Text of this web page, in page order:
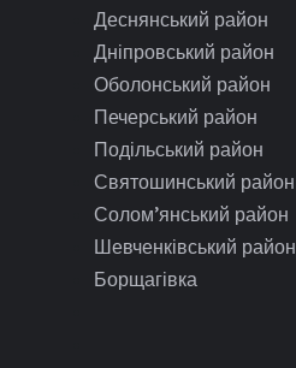
Деснянський район
Дніпровський район
Оболонський район
Печерський район
Подільський район
Святошинський район
Солом’янський район
Шевченківський район
Борщагівка